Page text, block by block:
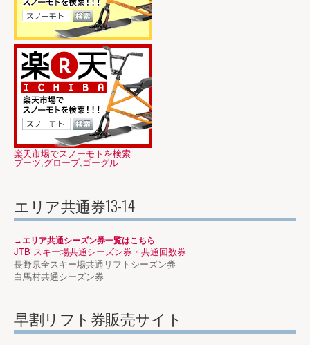
楽天市場でスノーモトを検索
ブーツ,グローブ,ゴーグル
エリア共通券13-14
→エリア共通シーズン券一覧はこちら
JTB スキー場共通シーズン券・共通回数券
長野県全スキー場共通リフトシーズン券
白馬村共通シーズン券
早割リフト券販売サイト